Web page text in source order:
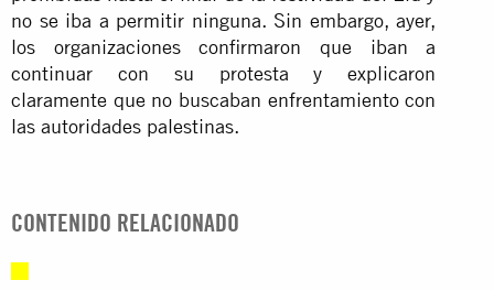
no se iba a permitir ninguna. Sin embargo, ayer,
los organizaciones confirmaron que iban a
continuar con su protesta y explicaron
claramente que no buscaban enfrentamiento con
las autoridades palestinas.
CONTENIDO RELACIONADO